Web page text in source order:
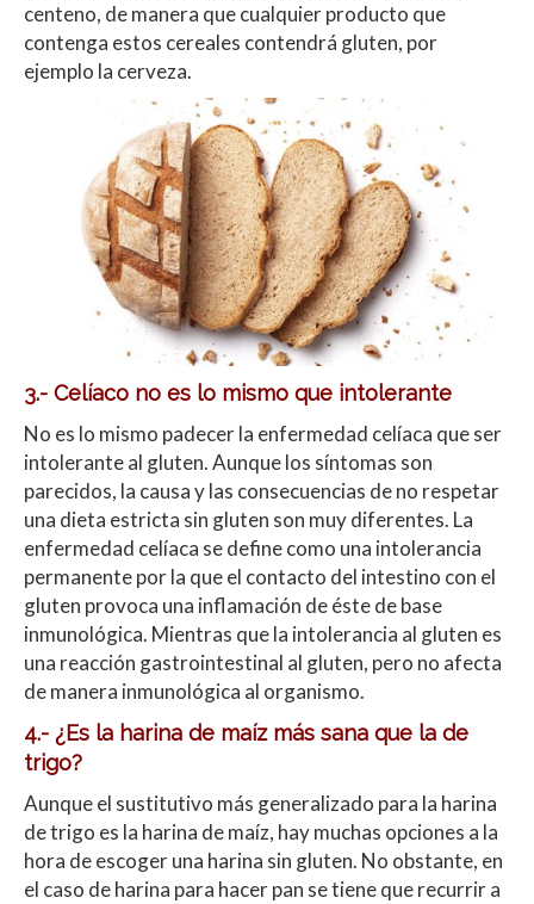
centeno, de manera que cualquier producto que
contenga estos cereales contendrá gluten, por
ejemplo la cerveza.
3.- Celíaco no es lo mismo que intolerante
No es lo mismo padecer la enfermedad celíaca que ser
intolerante al gluten. Aunque los síntomas son
parecidos, la causa y las consecuencias de no respetar
una dieta estricta sin gluten son muy diferentes. La
enfermedad celíaca se define como una intolerancia
permanente por la que el contacto del intestino con el
gluten provoca una inflamación de éste de base
inmunológica. Mientras que la intolerancia al gluten es
una reacción gastrointestinal al gluten, pero no afecta
de manera inmunológica al organismo.
4.- ¿Es la harina de maíz más sana que la de
trigo?
Aunque el sustitutivo más generalizado para la harina
de trigo es la harina de maíz, hay muchas opciones a la
hora de escoger una harina sin gluten. No obstante, en
el caso de harina para hacer pan se tiene que recurrir a